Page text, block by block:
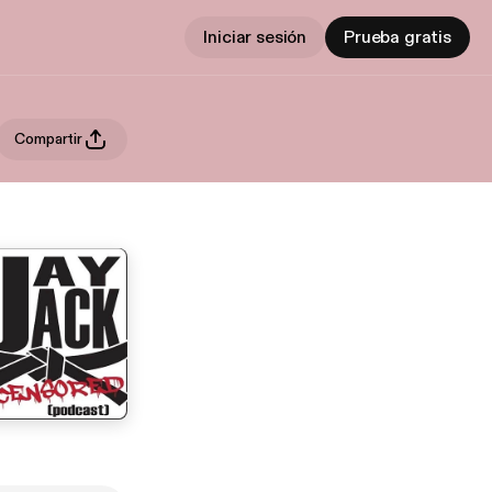
Iniciar sesión Prueba gratis
Compartir